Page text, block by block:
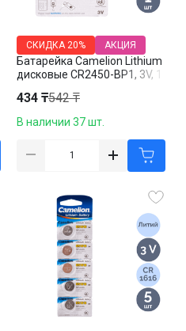
Батарейка Camelion Lithium
дисковые CR2450-BP1, 3V, 1
СКИДКА 20% АКЦИЯ
434 ₸542 ₸
В наличии 37 шт.